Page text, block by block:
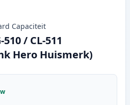
Capaciteit
/ CL-511
Hero Huismerk)